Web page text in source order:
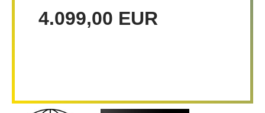
4.099,00 EUR